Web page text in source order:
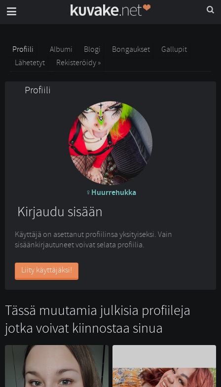
Profiili Albumi Blogi Bongaukset
Gallupit
Lähetetyt
Rekisteröidy »
Profiili
Huurrehukka
Kirjaudu sisään
Käyttäjä on asettanut profiilinsa yksityiseksi. Vain
sisäänkirjautuneet voivat selata profiilia.
Liity käyttäjäksi!
Tässä muutamia julkisia profiileja
jotka voivat kiinnostaa sinua